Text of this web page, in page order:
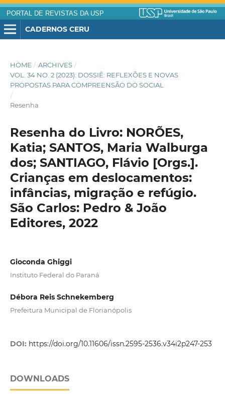
PORTAL DE REVISTAS DA USP
CADERNOS CERU
HOME / ARCHIVES /
VOL. 34 NO. 2 (2023): DOSSIÊ: REFLEXÕES E NOVAS
PROPOSTAS PARA COMPREENSÃO DO SOCIAL
/
Resenha
Resenha do Livro: NORÕES,
Katia; SANTOS, Maria Walburga
dos; SANTIAGO, Flávio [Orgs.].
Crianças em deslocamentos:
infâncias, migração e refúgio.
São Carlos: Pedro & João
Editores, 2022
Gioconda Ghiggi
Instituto Federal do Paraná
Débora Reis Schnekemberg
Prefeitura Municipal de Florianópolis
DOI: https://doi.org/10.11606/issn.2595-2536.v34i2p247-253
DOWNLOADS